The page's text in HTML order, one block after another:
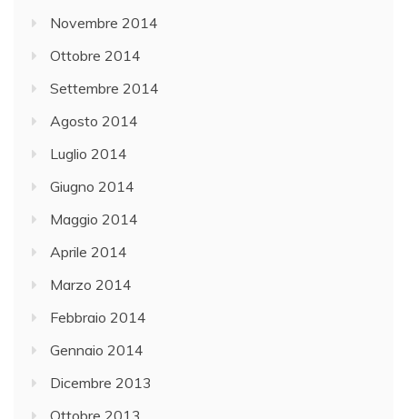
Novembre 2014
Ottobre 2014
Settembre 2014
Agosto 2014
Luglio 2014
Giugno 2014
Maggio 2014
Aprile 2014
Marzo 2014
Febbraio 2014
Gennaio 2014
Dicembre 2013
Ottobre 2013